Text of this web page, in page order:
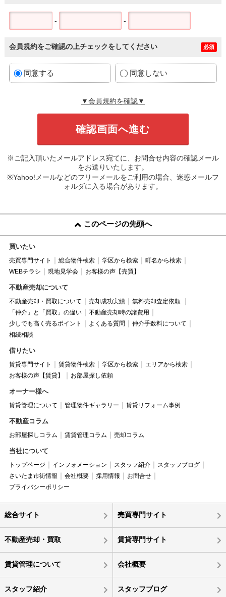
- -
会員規約をご確認の上チェックをしてください 必須
同意する 同意しない
▼会員規約を確認▼
※ご記入頂いたメールアドレス宛てに、お問合せ内容の確認メール
をお送りいたします。
※Yahoo!メールなどのフリーメールをご利用の場合、迷惑メールフ
ォルダに入る場合があります。
このページの先頭へ
買いたい
売買専門サイト 総合物件検索 学区から検索
町名から検索
WEBチラシ
現地見学会 お客様の声【売買】
不動産売却について
不動産売却・買取について 売却成功実績
無料売却査定依頼
「仲介」と「買取」の違い
不動産売却時の諸費用
少しでも高く売るポイント
よくある質問
仲介手数料について
相続相談
借りたい
賃貸専門サイト 賃貸物件検索 学区から検索
エリアから検索
お客様の声【賃貸】
お部屋探し依頼
オーナー様へ
賃貸管理について 管理物件ギャラリー 賃貸リフォーム事例
不動産コラム
お部屋探しコラム 賃貸管理コラム 売却コラム
当社について
トップページ インフォメーション スタッフ紹介
スタッフブログ
さいたま市街情報
会社概要 採用情報
お問合せ
プライバシーポリシー
総合サイト 売買専門サイト
不動産売却・買取 賃貸専門サイト
賃貸管理について 会社概要
スタッフ紹介 スタッフブログ